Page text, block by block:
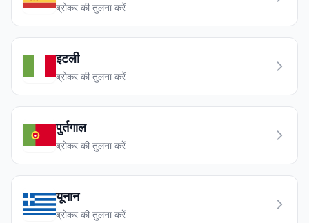
ब्रोकर की तुलना करें
इटली
ब्रोकर की तुलना करें
पुर्तगाल
ब्रोकर की तुलना करें
यूनान
ब्रोकर की तुलना करें